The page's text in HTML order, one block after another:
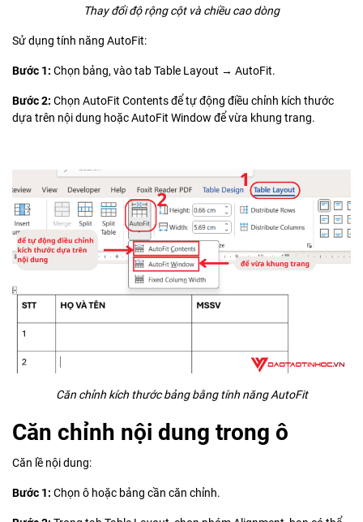
Thay đổi độ rộng cột và chiều cao dòng
Sử dụng tính năng AutoFit:
Bước 1: Chọn bảng, vào tab Table Layout → AutoFit.
Bước 2: Chọn AutoFit Contents để tự động điều chỉnh kích thước
dựa trên nội dung hoặc AutoFit Window để vừa khung trang.
Căn chỉnh kích thước bảng bằng tính năng AutoFit
Căn chỉnh nội dung trong ô
Căn lề nội dung:
Bước 1: Chọn ô hoặc bảng cần căn chỉnh.